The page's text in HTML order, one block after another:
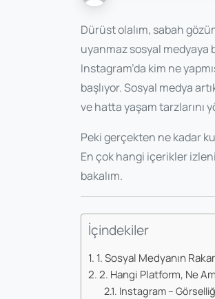
Dürüst olalım, sabah
uyanmaz sosyal medyaya
Instagram’da kim ne
başlıyor. Sosyal medya
ve hatta yaşam tarzlarını
Peki gerçekten ne kadar
En çok hangi içerikler
bakalım.
İçindekiler
1. Sosyal Medyanın
2. Hangi Platform, Ne
Instagram –